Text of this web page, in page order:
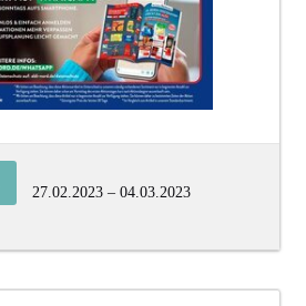
27.02.2023 – 04.03.2023